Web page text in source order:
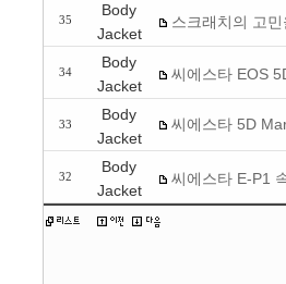
35
Body
Jacket
스크래치의 고
34
Body
Jacket
씨에스타 EOS
33
Body
Jacket
씨에스타 5D
32
Body
Jacket
씨에스타 E-P1